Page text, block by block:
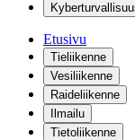
Etusivu
Tieliikenne
Vesiliikenne
Raideliikenne
Ilmailu
Tietoliikenne